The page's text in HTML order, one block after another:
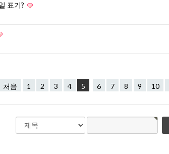
표기?
처음 1 2 3 4 5 6 7 8 9 10